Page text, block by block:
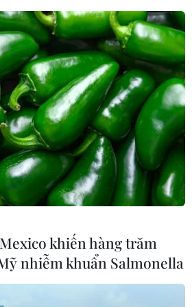
khiến hàng trăm
nhiễm khuẩn Salmonella